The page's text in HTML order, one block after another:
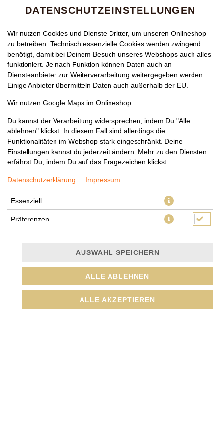
74 MANGO-SOSSEN-GERICHT M
IT GARNELEN
Mango, Ananas, Paprika, Karotten, Zwiebeln, Milch,
Kokosmilch und Duftreis
JETZT BESTELLEN
DATENSCHUTZEINSTELLUNGEN
Wir nutzen Cookies und Dienste Dritter, um unseren Onlineshop
zu betreiben. Technisch essenzielle Cookies werden zwingend
benötigt, damit bei Deinem Besuch unseres Webshops auch alles
funktioniert. Je nach Funktion können Daten auch an
Diensteanbieter zur Weiterverarbeitung weitergegeben werden.
Einige Anbieter übermitteln Daten auch außerhalb der EU.
Wir nutzen Google Maps im Onlineshop.
Du kannst der Verarbeitung widersprechen, indem Du "Alle
ablehnen" klickst. In diesem Fall sind allerdings die
Funktionalitäten im Webshop stark eingeschränkt. Deine
Einstellungen kannst du jederzeit ändern. Mehr zu den Diensten
erfährst Du, indem Du auf das Fragezeichen klickst.
Datenschutzerklärung Impressum
Essenziell
Präferenzen
AUSWAHL SPEICHERN
ALLE ABLEHNEN
ALLE AKZEPTIEREN